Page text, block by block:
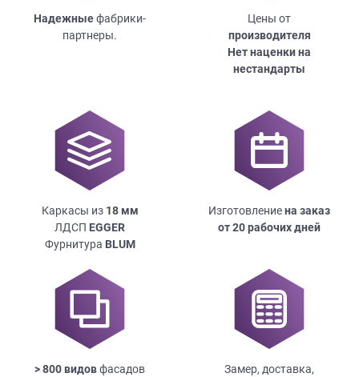
Надежныефабрики-
партнеры.
Цены от
производителя
Нет наценки на
нестандарты
Каркасы из 18мм
ЛДСП EGGER
Фурнитура BLUM
Изготовлениена заказ
от 20 рабочих дней
> 800 видовфасадов
Замер, доставка,